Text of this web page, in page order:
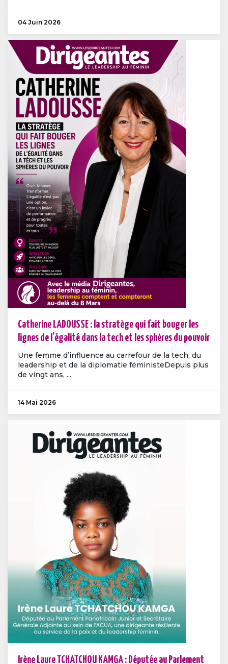
04 Juin 2026
Catherine LADOUSSE : la stratège qui fait bouger les
lignes de l’égalité dans la tech et les sphères du pouvoir
Une femme d’influence au carrefour de la tech, du
leadership et de la diplomatie féministeDepuis plus
de vingt ans, ...
14 Mai 2026
Irène Laure TCHATCHOU KAMGA : Députée au Parlement